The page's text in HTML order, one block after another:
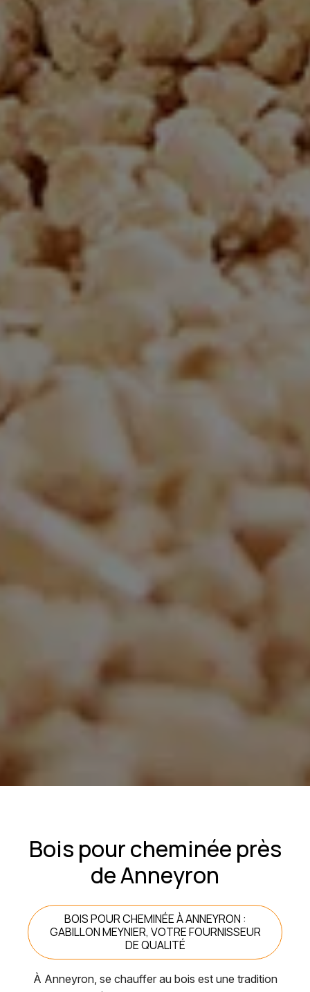
Bois pour cheminée près
de Anneyron
BOIS POUR CHEMINÉE À ANNEYRON :
GABILLON MEYNIER, VOTRE FOURNISSEUR
DE QUALITÉ
À Anneyron, se chauffer au bois est une tradition